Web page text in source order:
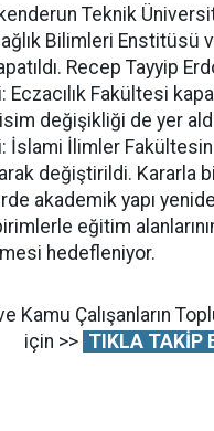
Teknik
Bilimleri Enstitüsü
Recep Tayyip
Fakültesi
değişikliği de yer
İslami İlimler
değiştirildi. Kararla
akademik yapı
eğitim
hedefleniyor.
Kamu Çalışanların
için >> TIKLA TAKİP